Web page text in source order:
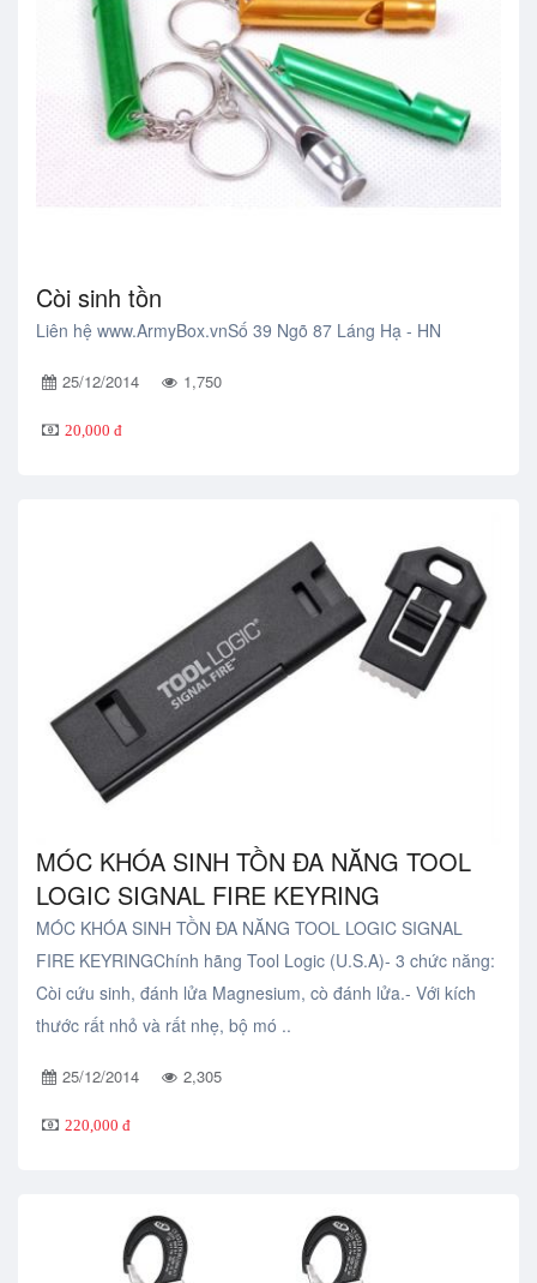
Còi sinh tồn
Liên hệ www.ArmyBox.vnSố 39 Ngõ 87 Láng Hạ - HN
25/12/2014 1,750
20,000 đ
MÓC KHÓA SINH TỒN ĐA NĂNG TOOL
LOGIC SIGNAL FIRE KEYRING
MÓC KHÓA SINH TỒN ĐA NĂNG TOOL LOGIC SIGNAL
FIRE KEYRINGChính hãng Tool Logic (U.S.A)- 3 chức năng:
Còi cứu sinh, đánh lửa Magnesium, cò đánh lửa.- Với kích
thước rất nhỏ và rất nhẹ, bộ mó ..
25/12/2014 2,305
220,000 đ